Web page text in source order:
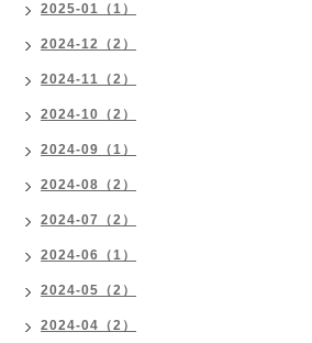
2025-01（1）
2024-12（2）
2024-11（2）
2024-10（2）
2024-09（1）
2024-08（2）
2024-07（2）
2024-06（1）
2024-05（2）
2024-04（2）